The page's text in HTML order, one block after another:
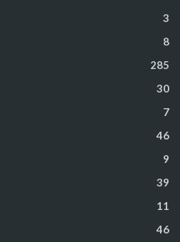
3
8
285
30
7
46
9
39
11
46